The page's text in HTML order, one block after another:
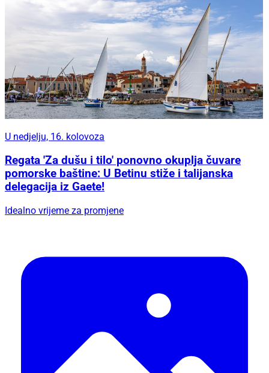
U nedjelju, 16. kolovoza
Regata 'Za dušu i tilo' ponovno okuplja čuvare
pomorske baštine: U Betinu stiže i talijanska
delegacija iz Gaete!
Idealno vrijeme za promjene